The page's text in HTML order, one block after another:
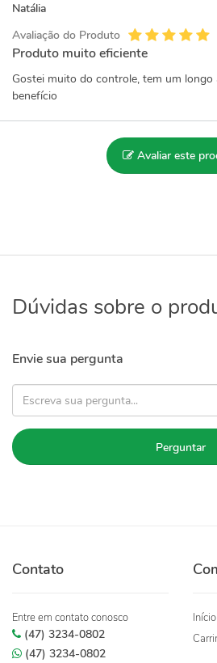
Natália
Avaliação do Produto
Produto muito eficiente
Gostei muito do controle, tem um longo
benefício
Avaliar este
Dúvidas sobre o
Envie sua pergunta
Perguntar
Contato
Entre em contato conosco
(47) 3234-0802
(47) 3234-0802
Início